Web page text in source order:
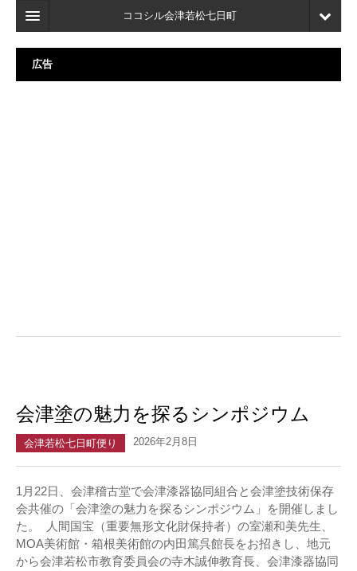
ココシル会津若松七日町
ホーム
検索
広告
会津塗の魅力を探るシンポジウム
会津若松七日町便り 2026年2月8日
1月22日、会津稽古堂で会津漆器協同組合と会津塗技術保存
会共催の「会津塗の魅力を探るシンポジウム」を開催しまし
た。 人間国宝（重要無形文化財保持者）の室瀬和美先生、
MOA美術館・箱根美術館の内田篤呉館長をお招きし、地元
から会津若松市教育委員会の寺木誠伸教育長、会津漆器協同